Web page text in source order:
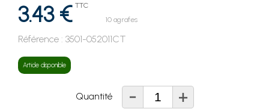
3.43 € TTC
10 agrafes
Référence : 3501-052011CT
Article disponible
Quantité - +